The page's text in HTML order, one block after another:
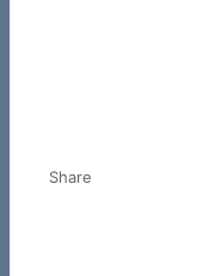
Share